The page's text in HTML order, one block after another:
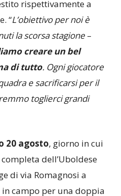
e Pedrani sono
rispettivamente a
“L’obiettivo per noi è
la scorsa stagione
creare un bel
di tutto. Ogni giocatore
e sacrificarsi per il
toglierci grandi
20 agosto, giorno in cui
dell’Uboldese